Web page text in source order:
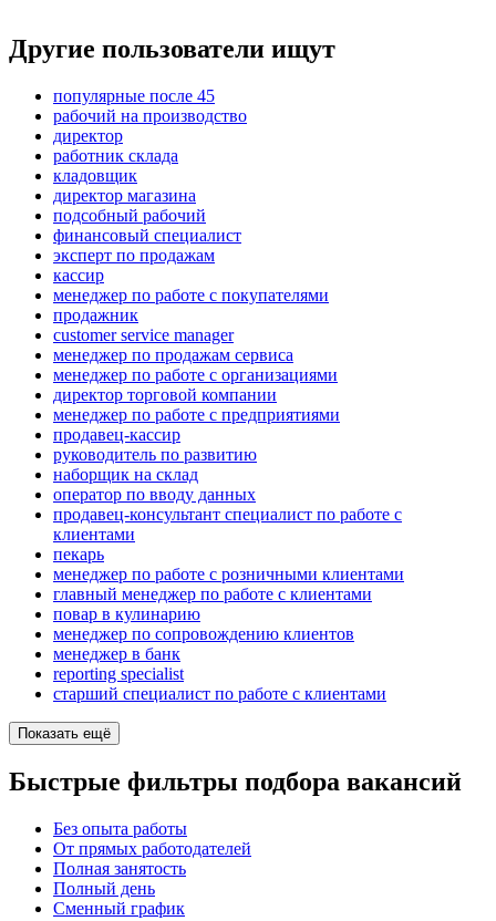
Другие пользователи ищут
популярные после 45
рабочий на производство
директор
работник склада
кладовщик
директор магазина
подсобный рабочий
финансовый специалист
эксперт по продажам
кассир
менеджер по работе с покупателями
продажник
customer service manager
менеджер по продажам сервиса
менеджер по работе с организациями
директор торговой компании
менеджер по работе с предприятиями
продавец-кассир
руководитель по развитию
наборщик на склад
оператор по вводу данных
продавец-консультант специалист по работе с
клиентами
пекарь
менеджер по работе с розничными клиентами
главный менеджер по работе с клиентами
повар в кулинарию
менеджер по сопровождению клиентов
менеджер в банк
reporting specialist
старший специалист по работе с клиентами
Показать ещё
Быстрые фильтры подбора вакансий
Без опыта работы
От прямых работодателей
Полная занятость
Полный день
Сменный график